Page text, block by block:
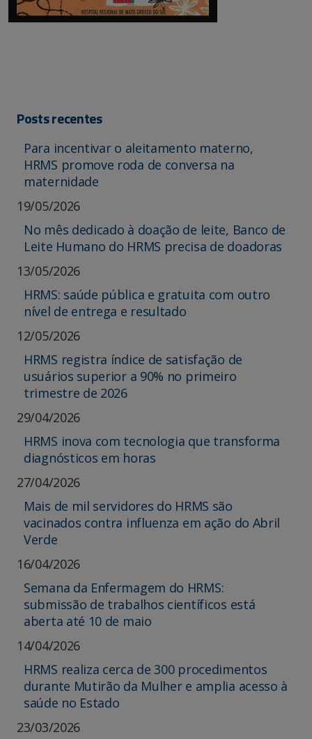
Posts recentes
Para incentivar o aleitamento materno,
HRMS promove roda de conversa na
maternidade
19/05/2026
No mês dedicado à doação de leite, Banco de
Leite Humano do HRMS precisa de doadoras
13/05/2026
HRMS: saúde pública e gratuita com outro
nível de entrega e resultado
12/05/2026
HRMS registra índice de satisfação de
usuários superior a 90% no primeiro
trimestre de 2026
29/04/2026
HRMS inova com tecnologia que transforma
diagnósticos em horas
27/04/2026
Mais de mil servidores do HRMS são
vacinados contra influenza em ação do Abril
Verde
16/04/2026
Semana da Enfermagem do HRMS:
submissão de trabalhos científicos está
aberta até 10 de maio
14/04/2026
HRMS realiza cerca de 300 procedimentos
durante Mutirão da Mulher e amplia acesso à
saúde no Estado
23/03/2026